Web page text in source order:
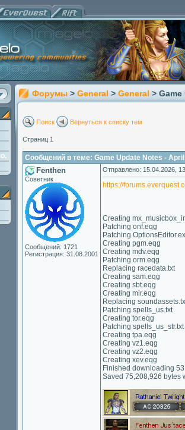
Форумы > General > General >
Поиск Вернуться к списку тем
Страниц 1
Сообщений в теме: Game Update Notes - April
Fenthen
Советник
Сообщений: 1721
Регистрация: 31.08.2001
Отправлено: 15.04.2026,
https://
Creating
Patching onf.eqg
Patching
Creating pgm.eqg
Creating mdv.eqg
Patching orm.eqg
Replacing racedata.txt
Creating sam.eqg
Creating sbt.eqg
Creating mir.eqg
Replacing
Patching spells_us.txt
Creating tor.eqg
Patching spells_us_str.txt
Creating tpa.eqg
Creating vz1.eqg
Creating vz2.eqg
Creating xev.eqg
Finished downloading
Saved 75,208,926 bytes